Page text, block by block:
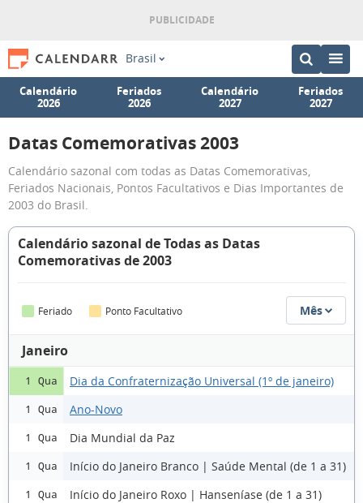
Brasil
Calendário
2026
Feriados
2026
Calendário
2027
Feriados
2027
Datas Comemorativas 2003
Calendário sazonal com todas as Datas Comemorativas,
Feriados Nacionais, Pontos Facultativos e Dias Importantes de
2003 do Brasil.
Calendário sazonal de Todas as Datas
Comemorativas de 2003
Feriado Ponto Facultativo Mês
Janeiro
1 Qua Dia da Confraternização Universal (1º de janeiro)
1 Qua Ano-Novo
1 Qua Dia Mundial da Paz
1 Qua Início do Janeiro Branco | Saúde Mental (de 1 a 31)
1 Qua Início do Janeiro Roxo | Hanseníase (de 1 a 31)